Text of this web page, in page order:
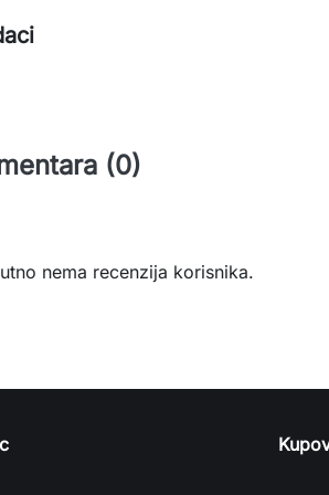
(0)
nema recenzija korisnika.